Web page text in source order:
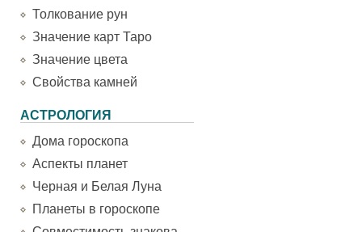
Толкование рун
Значение карт Таро
Значение цвета
Свойства камней
АСТРОЛОГИЯ
Дома гороскопа
Аспекты планет
Черная и Белая Луна
Планеты в гороскопе